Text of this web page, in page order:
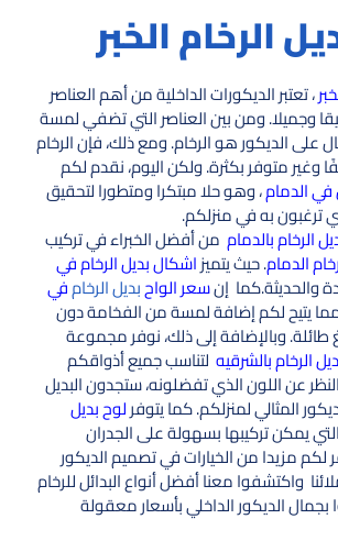
الرخام الخبر
، تعتبر الديكورات الداخلية من أهم العناصر
وجميلا. ومن بين العناصر التي تضفي لمسة
على الديكور هو الرخام. ومع ذلك، فإن الرخام
وغير متوفر بكثرة. ولكن اليوم، نقدم لكم
في الدمام، وهو حلا مبتكرا ومتطورا لتحقيق
ترغبون به في منزلكم.
الرخام بالدمام من أفضل الخبراء في تركيب
الدمام. حيث يتميزاشكال بديل الرخام في
والحديثة.كما إنسعر الواحبديل الرخامفي
يتيح لكم إضافة لمسة من الفخامة دون
طائلة. وبالإضافة إلى ذلك، نوفر مجموعة
الرخام بالشرقيه لتناسب جميع أذواقكم
عن اللون الذي تفضلونه، ستجدون البديل
المثالي لمنزلكم. كما يتوفرلوح بديل
التي يمكن تركيبها بسهولة على الجدران
لكم مزيدا من الخيارات في تصميم الديكور
واكتشفوا معنا أفضل أنواع البدائل للرخام
بجمال الديكور الداخلي بأسعار معقولة